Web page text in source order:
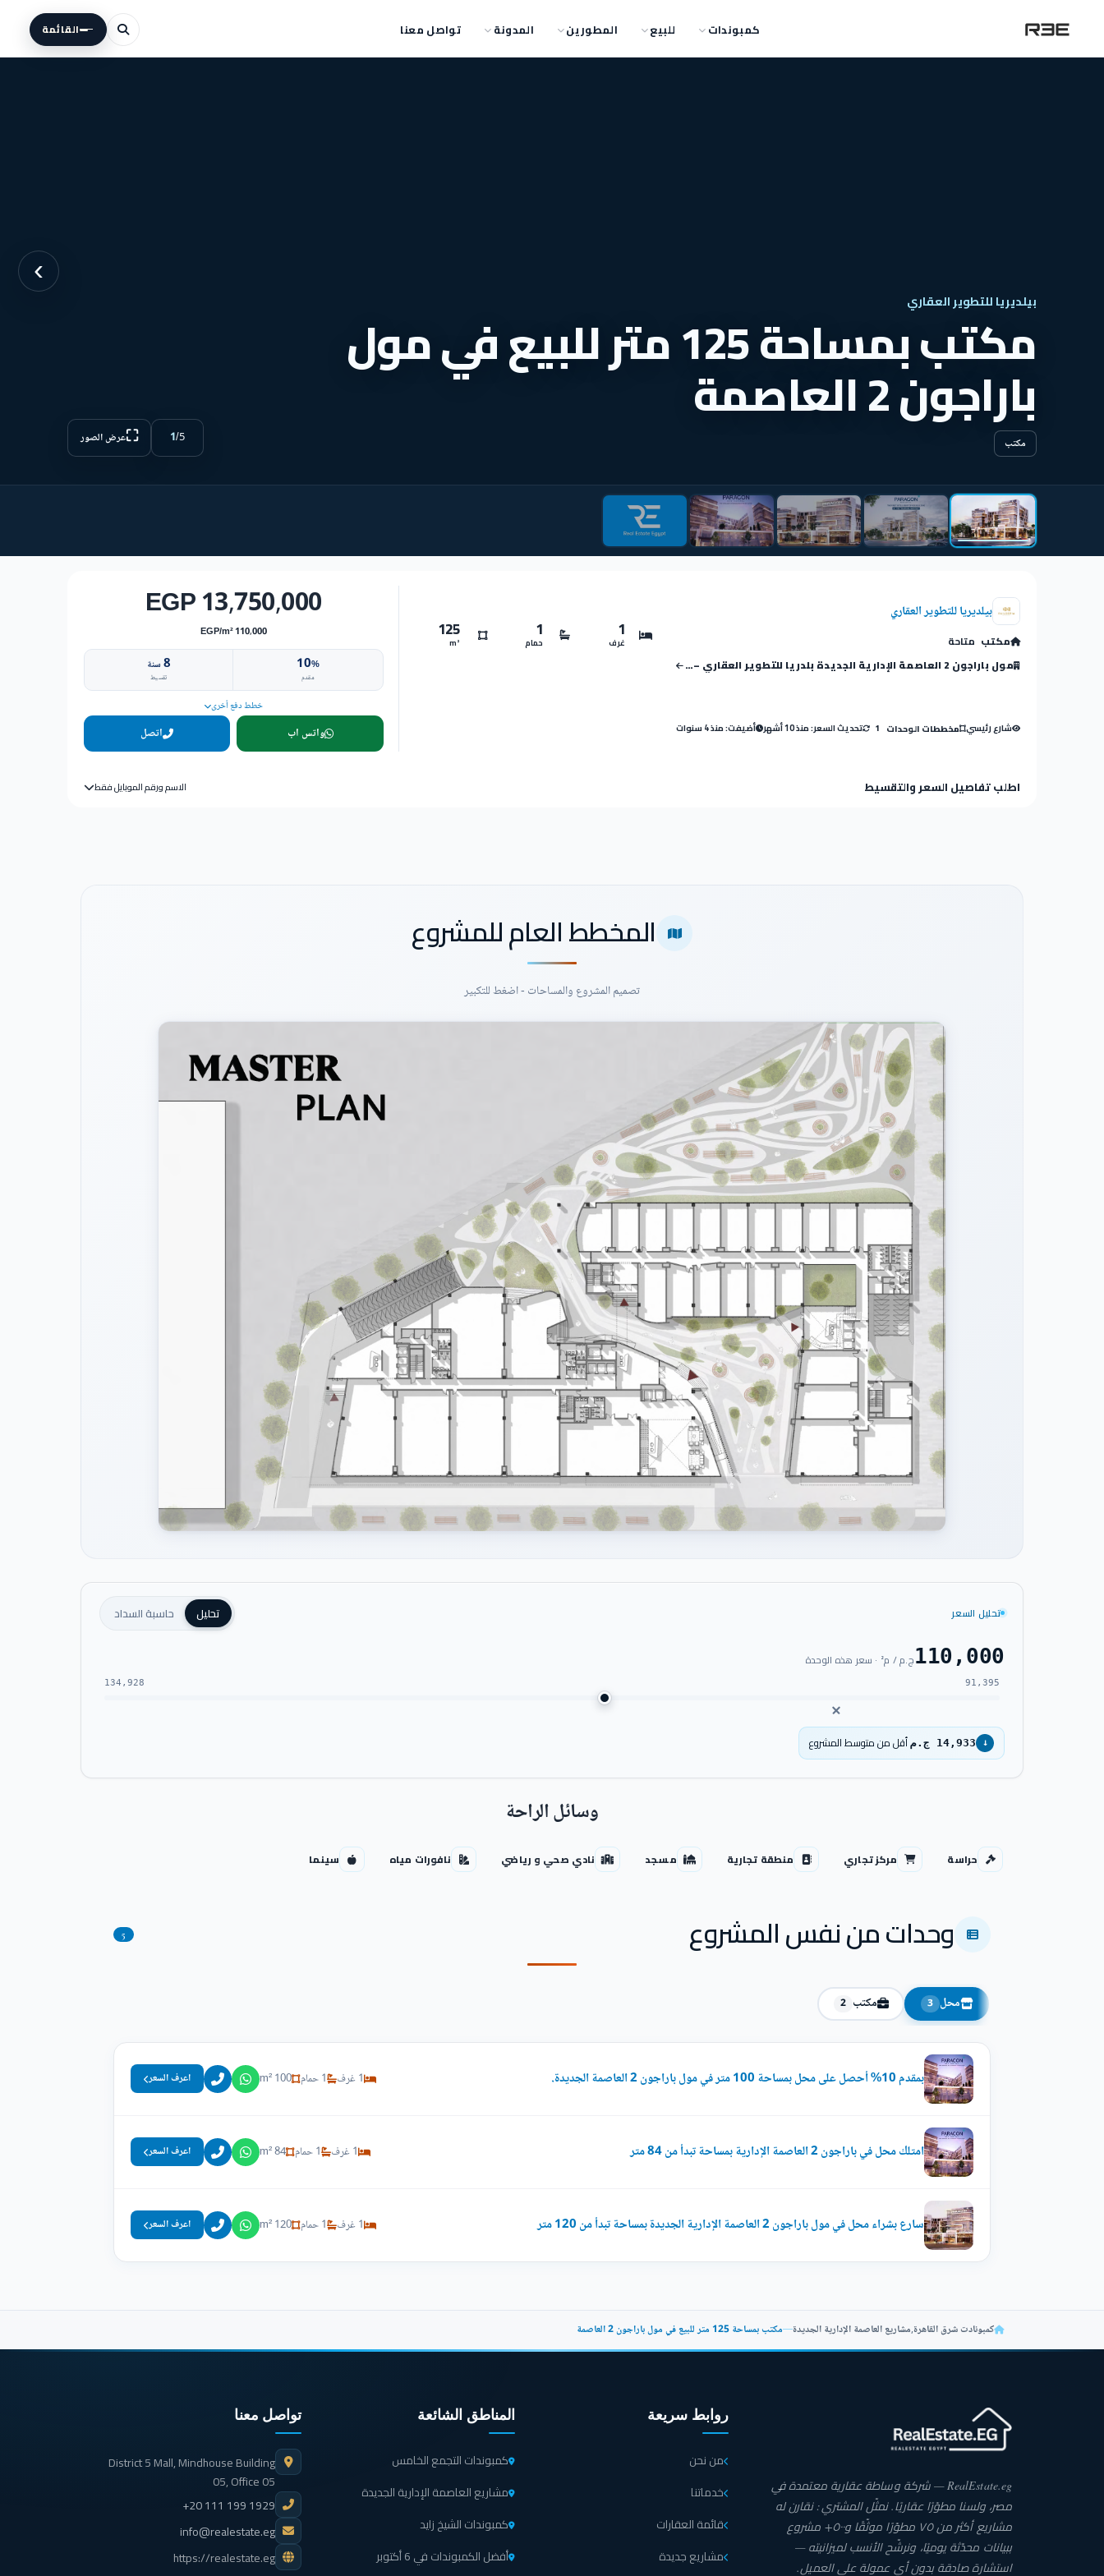
كمبوندات للبيع المطورين المدونة تواصل معنا القائمة
›
بيلديريا للتطوير العقاري مكتب بمساحة 125 متر للبيع في مول
باراجون 2 العاصمة
مكتب 1/5
⛶عرض الصور
بيلديريا للتطوير العقاري
مكتب متاحة
مول باراجون 2 العاصمة الإدارية الجديدة بلدريا للتطوير العقاري – Paragon 2 Mall New Capital
1
غرف
1
حمام
125
m²
شارع رئيسي مخططات الوحدات 1 تحديث السعر: منذ 10 أشهر أضيفت: منذ 4 سنوات
13,750,000 EGP
110,000 EGP/m²
10%
مقدم
8سنة
تقسيط
خطط دفع أخرى
واتس اب اتصل
اطلب تفاصيل السعر والتقسيط الاسم ورقم الموبايل فقط
المخطط العام للمشروع
تصميم المشروع والمساحات - اضغط للتكبير
تحليل السعر تحليل حاسبة السداد
110,000ج.م / م² · سعر هذه الوحدة
91,395
134,928
↓ 14,933 ج.م أقل من متوسط المشروع
وسائل الراحة
حراسة مركز تجاري منطقة تجارية مسجد نادي صحي و رياضي نافورات مياه سينما
وحدات من نفس المشروع 5
محل 3 مكتب 2
بمقدم 10% أحصل على محل بمساحة 100 متر في مول باراجون 2 العاصمة الجديدة. 1 غرف 1 حمام 100 m² اعرف السعر
امتلك محل في باراجون 2 العاصمة الإدارية بمساحة تبدأ من 84 متر 1 غرف 1 حمام 84 m² اعرف السعر
سارع بشراء محل في مول باراجون 2 العاصمة الإدارية الجديدة بمساحة تبدأ من 120 متر 1 غرف 1 حمام 120 m² اعرف السعر
كمبونادت شرق القاهرة,مشاريع العاصمة الإدارية الجديدة—مكتب بمساحة 125 متر للبيع في مول باراجون 2 العاصمة
RealEstate.eg — شركة وساطة عقارية معتمدة في
مصر، ولسنا مطوّرًا عقاريًا. نمثّل المشتري: نقارن له
مشاريع أكثر من ٧٥ مطوّرًا موثّقًا و٥٠٠+ مشروع
ببيانات محدّثة يوميًا، ونرشّح الأنسب لميزانيته —
استشارة صادقة بدون أي عمولة على العميل.
روابط سريعة
من نحن
خدماتنا
قائمة العقارات
مشاريع جديدة
المناطق الشائعة
كمبوندات التجمع الخامس
مشاريع العاصمة الإدارية الجديدة
كمبوندات الشيخ زايد
أفضل الكمبوندات في 6 أكتوبر
تواصل معنا
District 5 Mall, Mindhouse Building
05, Office 05
+20 111 199 1929
info@realestate.eg
https://realestate.eg